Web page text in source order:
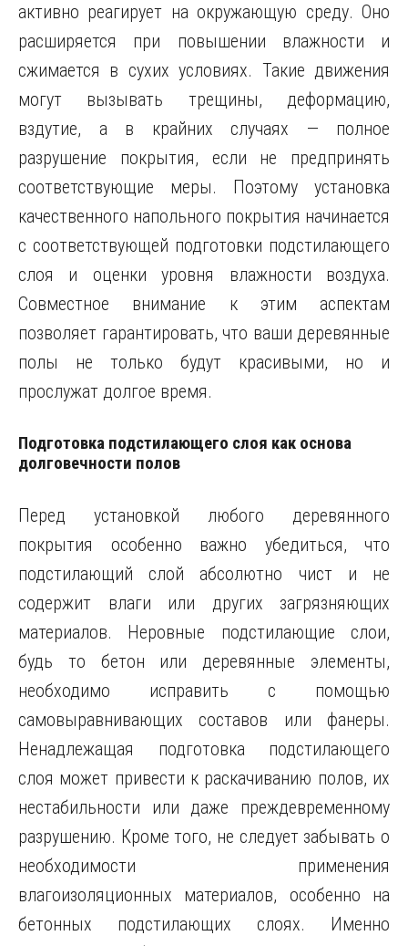
активно реагирует на окружающую среду. Оно
расширяется при повышении влажности и
сжимается в сухих условиях. Такие движения
могут вызывать трещины, деформацию,
вздутие, а в крайних случаях — полное
разрушение покрытия, если не предпринять
соответствующие меры. Поэтому установка
качественного напольного покрытия начинается
с соответствующей подготовки подстилающего
слоя и оценки уровня влажности воздуха.
Совместное внимание к этим аспектам
позволяет гарантировать, что ваши деревянные
полы не только будут красивыми, но и
прослужат долгое время.
Подготовка подстилающего слоя как основа
долговечности полов
Перед установкой любого деревянного
покрытия особенно важно убедиться, что
подстилающий слой абсолютно чист и не
содержит влаги или других загрязняющих
материалов. Неровные подстилающие слои,
будь то бетон или деревянные элементы,
необходимо исправить с помощью
самовыравнивающих составов или фанеры.
Ненадлежащая подготовка подстилающего
слоя может привести к раскачиванию полов, их
нестабильности или даже преждевременному
разрушению. Кроме того, не следует забывать о
необходимости применения
влагоизоляционных материалов, особенно на
бетонных подстилающих слоях. Именно